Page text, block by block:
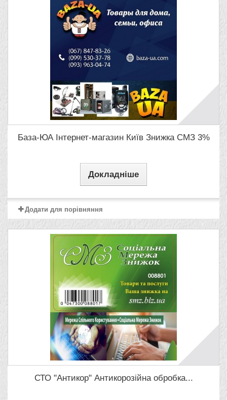
База-ЮА Інтернет-магазин Київ Знижка СМЗ 3%
Докладніше
Додати для порівняння
СТО "Антикор" Антикорозійна обробка...